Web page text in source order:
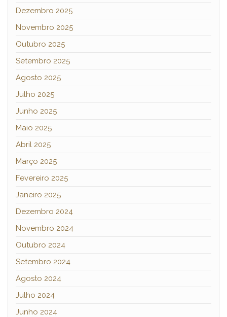
Dezembro 2025
Novembro 2025
Outubro 2025
Setembro 2025
Agosto 2025
Julho 2025
Junho 2025
Maio 2025
Abril 2025
Março 2025
Fevereiro 2025
Janeiro 2025
Dezembro 2024
Novembro 2024
Outubro 2024
Setembro 2024
Agosto 2024
Julho 2024
Junho 2024